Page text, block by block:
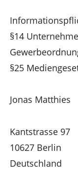
§14
§25
Jonas Matthies
Kantstrasse 97
10627 Berlin
Deutschland